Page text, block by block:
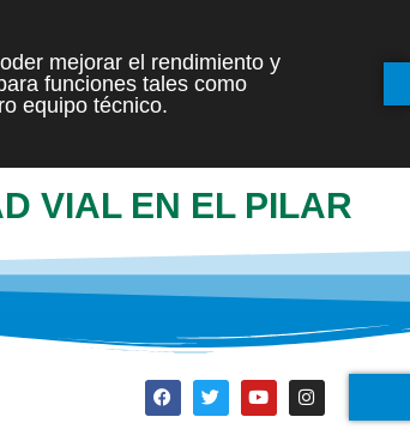
INICIO
VIAL EN EL PILAR
mejorar el rendimiento y
funciones tales como
equipo técnico.